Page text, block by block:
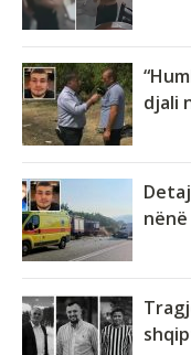
djali